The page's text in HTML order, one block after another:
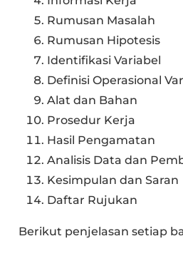
Rumusan Masalah
Rumusan Hipotesis
Identifikasi Variabel
Definisi Operasional
Alat dan Bahan
Prosedur Kerja
Hasil Pengamatan
Analisis Data dan
Kesimpulan dan Saran
Daftar Rujukan
Berikut penjelasan setiap